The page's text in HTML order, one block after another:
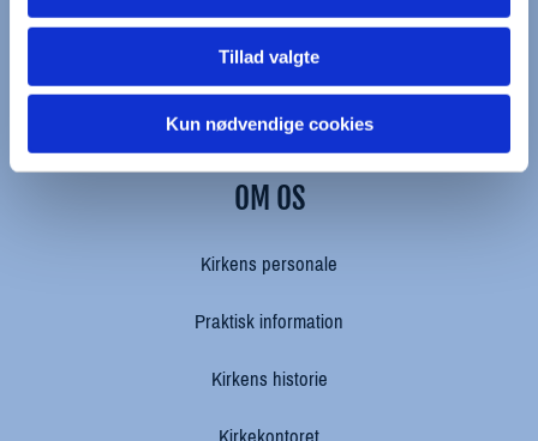
Tillad valgte
Kun nødvendige cookies
Frederikssundsvej 45
København NV, 2400
OM OS
Kirkens personale
Praktisk information
Kirkens historie